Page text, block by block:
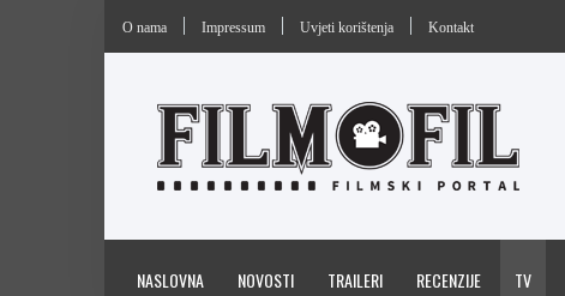
O nama Impressum Uvjeti korištenja Kontakt
NASLOVNA NOVOSTI TRAILERI RECENZIJE TV